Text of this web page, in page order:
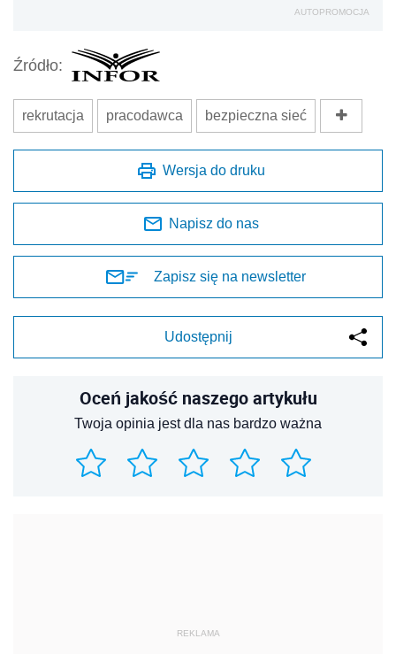
AUTOPROMOCJA
Źródło:
rekrutacja pracodawca bezpieczna sieć
Wersja do druku
Napisz do nas
Zapisz się na newsletter
Udostępnij
Oceń jakość naszego artykułu
Twoja opinia jest dla nas bardzo ważna
REKLAMA